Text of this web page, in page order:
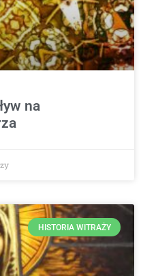
na
HISTORIA WITRAŻY